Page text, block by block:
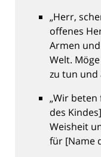
„Herr,
offenes
Armen
Welt.
zu tun und
„Wir
des
Weisheit
für [Name